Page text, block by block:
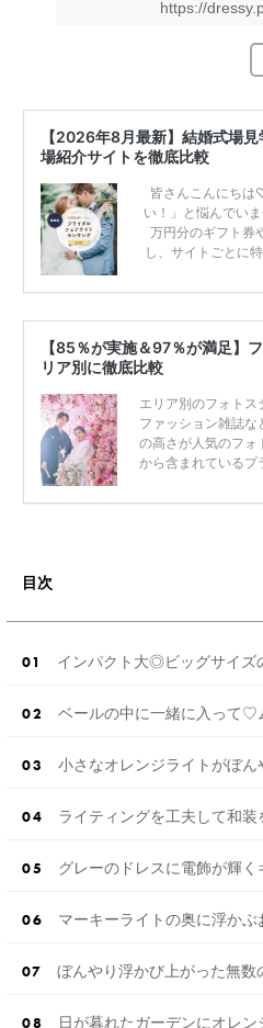
https://
【2026年8月最新】結婚式場
場紹介サイトを徹底比較
皆さんこんにちは
い！」と悩んでい
万円分のギフト券
し、サイトごとに
ンペーン特典ラン
補を絞れる
【85％が実施＆97％が満足】
リア別に徹底比較
エリア別のフォト
ファッション雑誌な
の高さが人気のフォ
から含まれている
を得意としているの
目次
インパクト大◎ビッグサイズ
ベールの中に一緒に入って
小さなオレンジライトがぼ
ライティングを工夫して和
グレーのドレスに電飾が輝
マーキーライトの奥に浮か
ぼんやり浮かび上がった無
日が暮れたガーデンにオレ